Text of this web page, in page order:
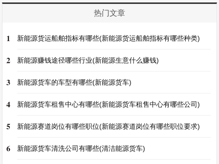
热门文章
1 新能源货运船舶指标有哪些(新能源货运船舶指标有哪些种类)
2 新能源赚钱途径哪些行业(新能源生意什么赚钱)
3 新能源货车的车型有哪些(新能源货车)
4 新能源货车租售中心有哪些(新能源货车租售中心有哪些公司)
5 新能源赛道岗位有哪些职位(新能源赛道岗位有哪些职位要求)
6 新能源货车清洗公司有哪些(清洁能源货车)